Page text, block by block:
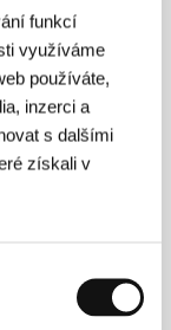
funkcí
využíváme
používáte,
inzerci a
s dalšími
získali v
ve